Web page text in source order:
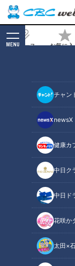
ニュース お気に
MENU
チャン
newsX
健康カ
中日ク
中日ド
花咲か
太田×
ぐ新しい支